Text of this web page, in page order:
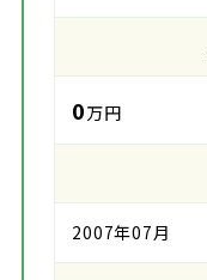
0万円
2007年07月